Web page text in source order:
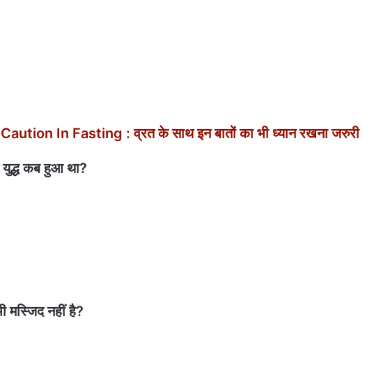
Caution In Fasting : व्रत के साथ इन बातों का भी ध्यान रखना जरुरी
कब हुआ था?
मस्जिद नहीं है?